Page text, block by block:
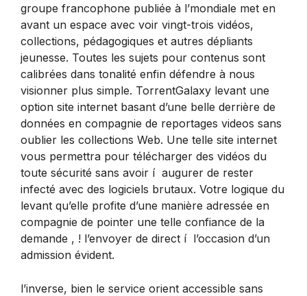
groupe francophone publiée à l’mondiale met en
avant un espace avec voir vingt-trois vidéos,
collections, pédagogiques et autres dépliants
jeunesse. Toutes les sujets pour contenus sont
calibrées dans tonalité enfin défendre à nous
visionner plus simple. TorrentGalaxy levant une
option site internet basant d’une belle derrière de
données en compagnie de reportages videos sans
oublier les collections Web. Une telle site internet
vous permettra pour télécharger des vidéos du
toute sécurité sans avoir í augurer de rester
infecté avec des logiciels brutaux. Votre logique du
levant qu’elle profite d’une manière adressée en
compagnie de pointer une telle confiance de la
demande , ! l’envoyer de direct í l’occasion d’un
admission évident.
l’inverse, bien le service orient accessible sans